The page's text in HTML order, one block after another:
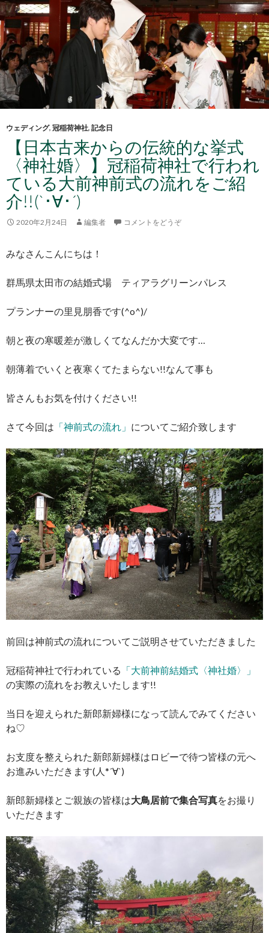
ウェディング, 冠稲荷神社, 記念日
【日本古来からの伝統的な挙式
〈神社婚〉】冠稲荷神社で行われ
ている大前神前式の流れをご紹
介!!(`･∀･´)
2020年2月24日 編集者 コメントをどうぞ
みなさんこんにちは！
群馬県太田市の結婚式場 ティアラグリーンパレス
プランナーの里見朋香です(^o^)/
朝と夜の寒暖差が激しくてなんだか大変です…
朝薄着でいくと夜寒くてたまらない!!なんて事も
皆さんもお気を付けください!!
さて今回は 「神前式の流れ」 についてご紹介致します
前回は神前式の流れについてご説明させていただきました
冠稲荷神社で行われている 「大前神前結婚式〈神社婚〉」
の実際の流れをお教えいたします!!
当日を迎えられた新郎新婦様になって読んでみてください
ね♡
お支度を整えられた新郎新婦様はロビーで待つ皆様の元へ
お進みいただきます(人*´∀`)
新郎新婦様とご親族の皆様は大鳥居前で集合写真をお撮り
いただきます